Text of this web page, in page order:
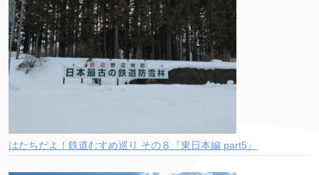
はたちだよ！鉄道むすめ巡り その８『東日本編 part5』